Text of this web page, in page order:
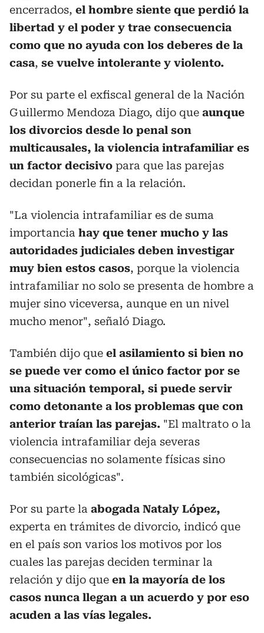
encerrados, el hombre siente que perdió la
libertad y el poder y trae consecuencia
como que no ayuda con los deberes de la
casa, se vuelve intolerante y violento.
Por su parte el exfiscal general de la Nación
Guillermo Mendoza Diago, dijo que aunque
los divorcios desde lo penal son
multicausales, la violencia intrafamiliar es
un factor decisivo para que las parejas
decidan ponerle fin a la relación.
"La violencia intrafamiliar es de suma
importancia hay que tener mucho y las
autoridades judiciales deben investigar
muy bien estos casos, porque la violencia
intrafamiliar no solo se presenta de hombre a
mujer sino viceversa, aunque en un nivel
mucho menor", señaló Diago.
También dijo que el asilamiento si bien no
se puede ver como el único factor por se
una situación temporal, si puede servir
como detonante a los problemas que con
anterior traían las parejas. "El maltrato o la
violencia intrafamiliar deja severas
consecuencias no solamente físicas sino
también sicológicas".
Por su parte la abogada Nataly López,
experta en trámites de divorcio, indicó que
en el país son varios los motivos por los
cuales las parejas deciden terminar la
relación y dijo que en la mayoría de los
casos nunca llegan a un acuerdo y por eso
acuden a las vías legales.